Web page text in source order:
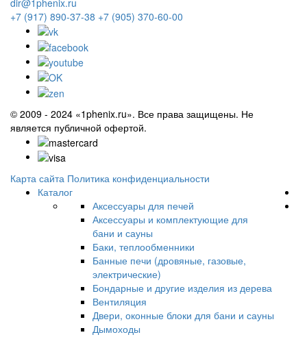
+7 (917) 890-37-38 +7 (905) 370-60-00
© 2009 - 2024 «1phenix.ru». Все права защищены. Не
является публичной офертой.
Карта сайта Политика конфиденциальности
Каталог
Аксессуары для печей
Аксессуары и комплектующие для
бани и сауны
Баки, теплообменники
Банные печи (дровяные, газовые,
электрические)
Бондарные и другие изделия из дерева
Вентиляция
Двери, оконные блоки для бани и сауны
Дымоходы